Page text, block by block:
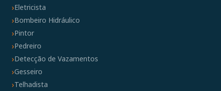
Eletricista
Bombeiro Hidráulico
Pintor
Pedreiro
Detecção de Vazamentos
Gesseiro
Telhadista